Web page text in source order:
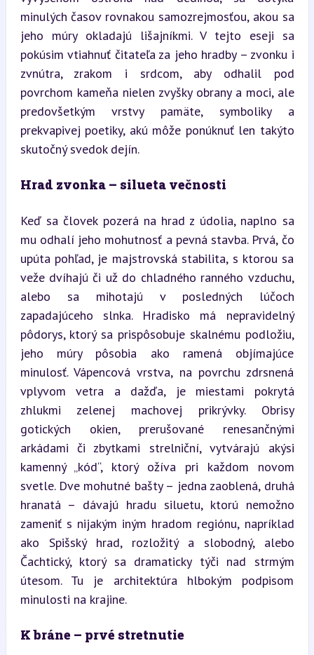
minulých časov rovnakou samozrejmosťou, akou sa
jeho múry okladajú lišajníkmi. V tejto eseji sa
pokúsim vtiahnuť čitateľa za jeho hradby – zvonku i
zvnútra, zrakom i srdcom, aby odhalil pod
povrchom kameňa nielen zvyšky obrany a moci, ale
predovšetkým vrstvy pamäte, symboliky a
prekvapivej poetiky, akú môže ponúknuť len takýto
skutočný svedok dejín.
Hrad zvonka – silueta večnosti
Keď sa človek pozerá na hrad z údolia, naplno sa
mu odhalí jeho mohutnosť a pevná stavba. Prvá, čo
upúta pohľad, je majstrovská stabilita, s ktorou sa
veže dvíhajú či už do chladného ranného vzduchu,
alebo sa mihotajú v posledných lúčoch
zapadajúceho slnka. Hradisko má nepravidelný
pôdorys, ktorý sa prispôsobuje skalnému podložiu,
jeho múry pôsobia ako ramená objímajúce
minulosť. Vápencová vrstva, na povrchu zdrsnená
vplyvom vetra a dažďa, je miestami pokrytá
zhlukmi zelenej machovej prikrývky. Obrisy
gotických okien, prerušované renesančnými
arkádami či zbytkami strel­niční, vytvárajú akýsi
kamenný „kód“, ktorý ožíva pri každom novom
svetle. Dve mohutné bašty – jedna zaoblená, druhá
hranatá – dávajú hradu siluetu, ktorú nemožno
zameniť s nijakým iným hradom regiónu, napríklad
ako Spišský hrad, rozložitý a slobodný, alebo
Čachtický, ktorý sa dramaticky týči nad strmým
útesom. Tu je architektúra hlbokým podpisom
minulosti na krajine.
K bráne – prvé stretnutie